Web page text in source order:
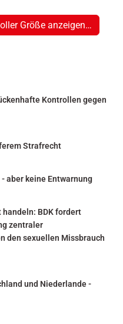
Größe anzeigen…
Kontrollen gegen
Strafrecht
aber keine Entwarnung
BDK fordert
zentraler
den sexuellen Missbrauch
und Niederlande -